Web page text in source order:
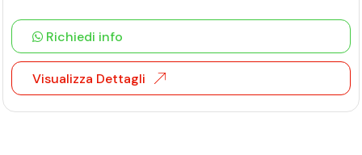
Richiedi info
Visualizza Dettagli